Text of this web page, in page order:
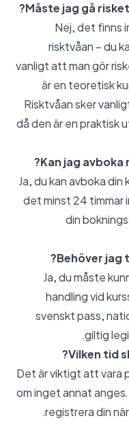
Måste jag gå
Nej, det finns
risktvåan – du
vanligt att man gör
är en teoretisk
Risktvåan sker
då den är en praktisk
Kan jag avboka
Ja, du kan avboka
det minst 24 timmar
din
Behöver jag
Ja, du måste
handling vid
svenskt pass,
giltig
Vilken tid
Det är viktigt att vara
om inget annat
registrera din